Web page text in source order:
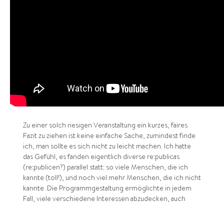
Zu einer solch riesigen Veranstaltung ein kurzes, faires
Fazit zu ziehen ist keine einfache Sache, zumindest finde
ich, man sollte es sich nicht zu leicht machen. Ich hatte
das Gefühl, es fanden eigentlich diverse re:publicas
(re:publicen?) parallel statt: so viele Menschen, die ich
kannte (toll!), und noch viel mehr Menschen, die ich nicht
kannte. Die Programmgestaltung ermöglichte in jedem
Fall, viele verschiedene Interessen abzudecken, auch